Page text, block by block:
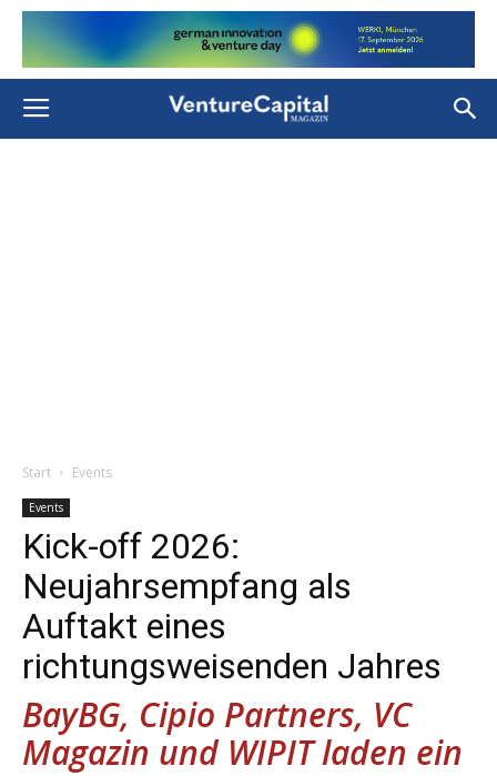
Start Events
Events
Kick-off 2026:
Neujahrsempfang als
Auftakt eines
richtungsweisenden Jahres
BayBG, Cipio Partners, VC
Magazin und WIPIT laden ein